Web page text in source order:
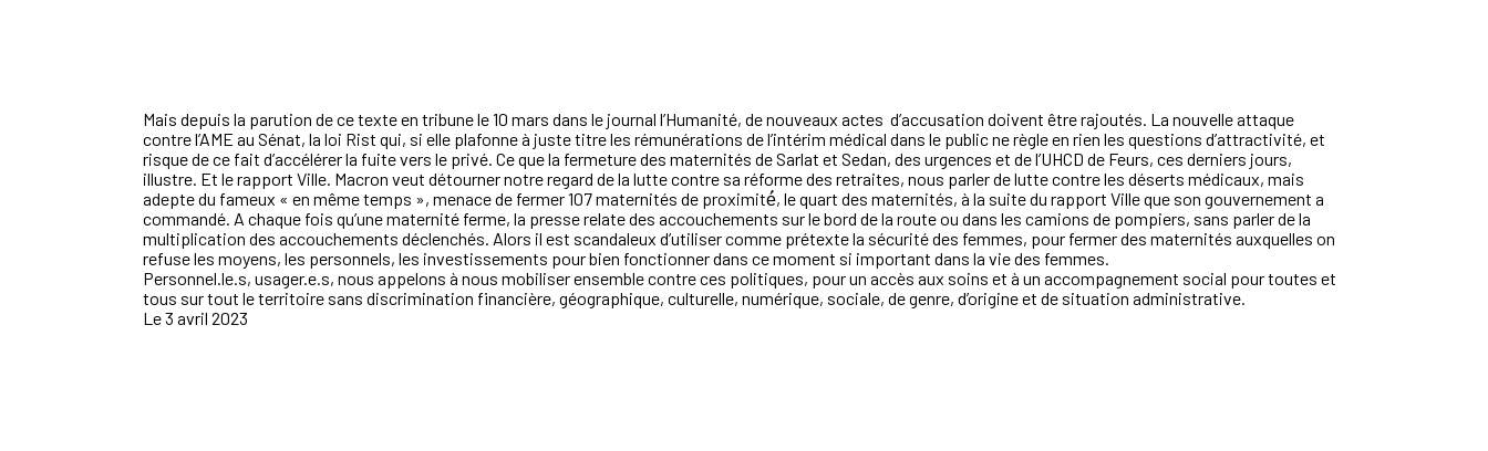
Mais depuis la parution de ce texte en tribune le 10 mars dans le journal l’Humanité, de nouveaux actes d’accusation doivent être rajoutés. La nouvelle attaque
contre l’AME au Sénat, la loi Rist qui, si elle plafonne à juste titre les rémunérations de l’intérim médical dans le public ne règle en rien les questions d’attractivité, et
risque de ce fait d’accélérer la fuite vers le privé. Ce que la fermeture des maternités de Sarlat et Sedan, des urgences et de l’UHCD de Feurs, ces derniers jours,
illustre. Et le rapport Ville. Macron veut détourner notre regard de la lutte contre sa réforme des retraites, nous parler de lutte contre les déserts médicaux, mais
adepte du fameux « en même temps », menace de fermer 107 maternités de proximité́, le quart des maternités, à la suite du rapport Ville que son gouvernement a
commandé. A chaque fois qu’une maternité ferme, la presse relate des accouchements sur le bord de la route ou dans les camions de pompiers, sans parler de la
multiplication des accouchements déclenchés. Alors il est scandaleux d’utiliser comme prétexte la sécurité des femmes, pour fermer des maternités auxquelles on
refuse les moyens, les personnels, les investissements pour bien fonctionner dans ce moment si important dans la vie des femmes.
Personnel.le.s, usager.e.s, nous appelons à nous mobiliser ensemble contre ces politiques, pour un accès aux soins et à un accompagnement social pour toutes et
tous sur tout le territoire sans discrimination financière, géographique, culturelle, numérique, sociale, de genre, d’origine et de situation administrative.
Le 3 avril 2023